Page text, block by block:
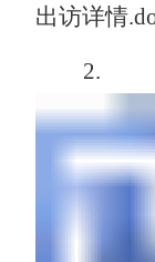
出访详情